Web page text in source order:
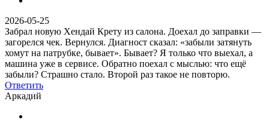
2026-05-25
Забрал новую Хендай Крету из салона. Доехал до заправки —
загорелся чек. Вернулся. Диагност сказал: «забыли затянуть
хомут на патрубке, бывает». Бывает? Я только что выехал, а
машина уже в сервисе. Обратно поехал с мыслью: что ещё
забыли? Страшно стало. Второй раз такое не повторю.
Ответить
Аркадий